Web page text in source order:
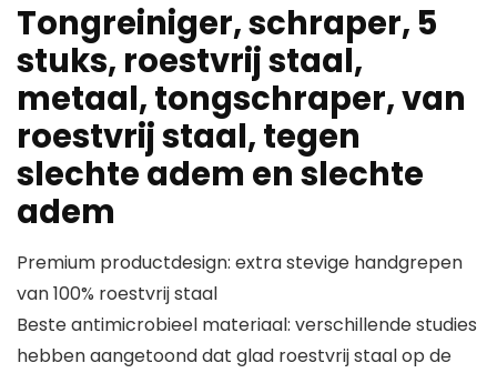
Tongreiniger, schraper, 5
stuks, roestvrij staal,
metaal, tongschraper, van
roestvrij staal, tegen
slechte adem en slechte
adem
Premium productdesign: extra stevige handgrepen
van 100% roestvrij staal
Beste antimicrobieel materiaal: verschillende studies
hebben aangetoond dat glad roestvrij staal op de